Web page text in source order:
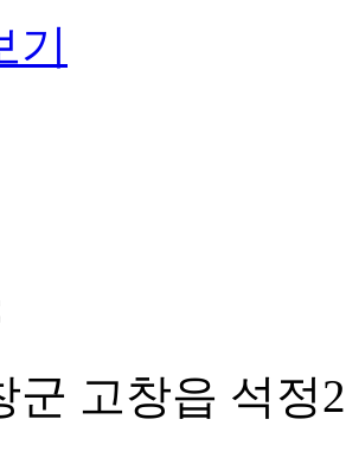
기
군 고창읍 석정